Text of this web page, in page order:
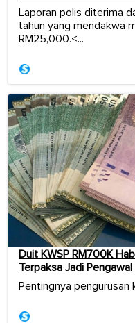
Laporan polis diterima
tahun yang mendakwa
RM25,000.<...
Duit KWSP RM700K
Terpaksa Jadi
Pentingnya pengurusan